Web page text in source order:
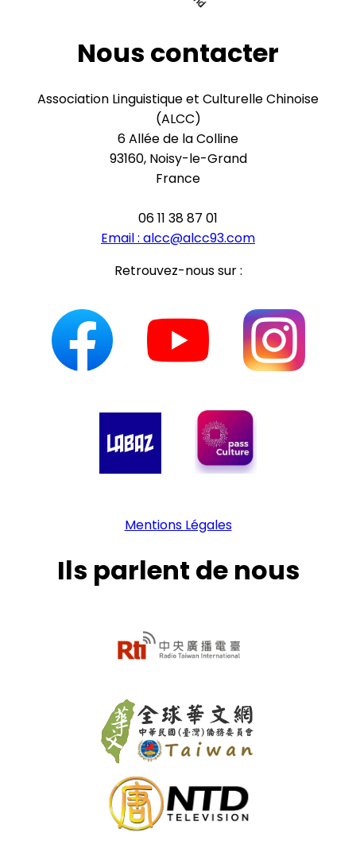
Nous contacter
Association Linguistique et Culturelle Chinoise
(ALCC)
6 Allée de la Colline
93160, Noisy-le-Grand
France
06 11 38 87 01
Email : alcc@alcc93.com
Retrouvez-nous sur :
Mentions Légales
Ils parlent de nous